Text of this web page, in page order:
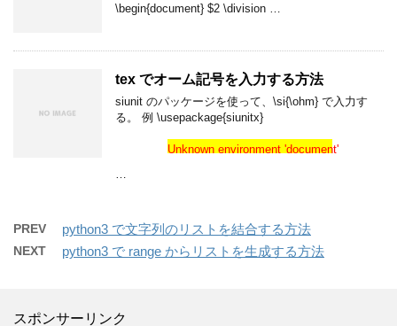
\begin{document} $2 \division …
tex でオーム記号を入力する方法
siunit のパッケージを使って、\si{\ohm} で入力す
る。 例 \usepackage{siunitx}
Unknown environment 'document'
Unknown environment 'document'
…
PREV python3 で文字列のリストを結合する方法
NEXT python3 で range からリストを生成する方法
スポンサーリンク